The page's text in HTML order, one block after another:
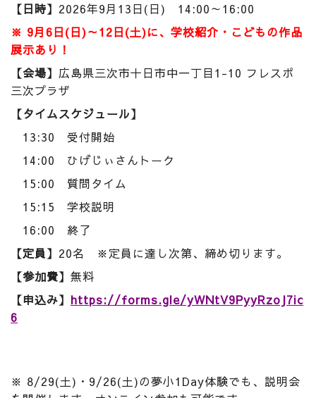
【日時】 2026年9月13日(日) 14:00～16:00
※ 9月6日(日)～12日(土)に、学校紹介・こどもの作品
展示あり！
【会場】 広島県三次市十日市中一丁目1-10 フレスポ
三次プラザ
【タイムスケジュール】
13:30 受付開始
14:00 ひげじぃさんトーク
15:00 質問タイム
15:15 学校説明
16:00 終了
【定員】 20名 ※定員に達し次第、締め切ります。
【参加費】 無料
【申込み】 https://forms.gle/yWNtV9PyyRzoJ7ic
6
※ 8/29(土)・9/26(土)の夢小1Day体験でも、説明会